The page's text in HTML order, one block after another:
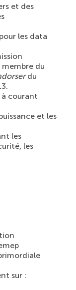
et des
les data
membre du
du
courant
et les
les
les
sur :